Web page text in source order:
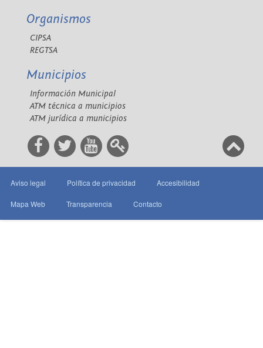
Organismos
CIPSA
REGTSA
Municipios
Información Municipal
ATM técnica a municipios
ATM jurídica a municipios
Aviso legal Política de privacidad Accesibilidad
Mapa Web Transparencia Contacto